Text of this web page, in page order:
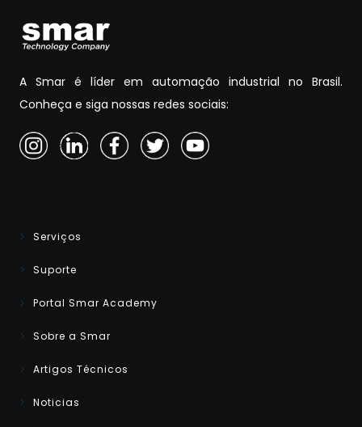
A Smar é líder em automação industrial no Brasil.
Conheça e siga nossas redes sociais:
Serviços
Suporte
Portal Smar Academy
Sobre a Smar
Artigos Técnicos
Noticias